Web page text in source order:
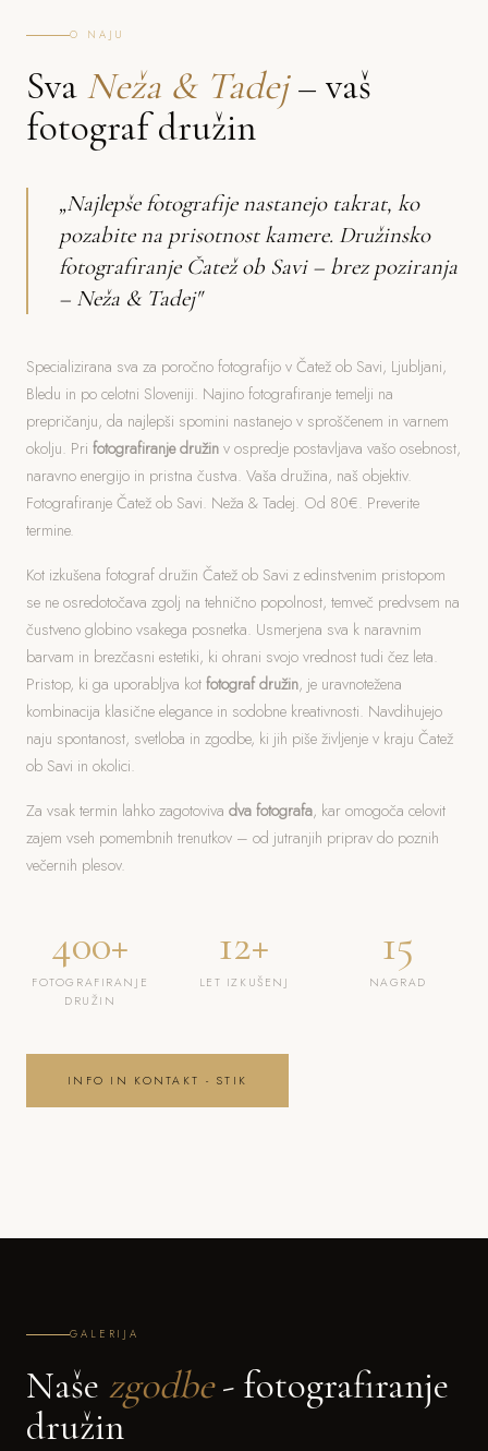
O NAJU
Sva Neža & Tadej– vaš
fotograf družin
„Najlepše fotografije nastanejo takrat, ko
pozabite na prisotnost kamere. Družinsko
fotografiranje Čatež ob Savi – brez poziranja
– Neža & Tadej"
Specializirana sva za poročno fotografijo v Čatež ob Savi, Ljubljani,
Bledu in po celotni Sloveniji. Najino fotografiranje temelji na
prepričanju, da najlepši spomini nastanejo v sproščenem in varnem
okolju. Pri fotografiranje družin v ospredje postavljava vašo osebnost,
naravno energijo in pristna čustva. Vaša družina, naš objektiv.
Fotografiranje Čatež ob Savi. Neža & Tadej. Od 80€. Preverite
termine.
Kot izkušena fotograf družin Čatež ob Savi z edinstvenim pristopom
se ne osredotočava zgolj na tehnično popolnost, temveč predvsem na
čustveno globino vsakega posnetka. Usmerjena sva k naravnim
barvam in brezčasni estetiki, ki ohrani svojo vrednost tudi čez leta.
Pristop, ki ga uporabljva kot fotograf družin, je uravnotežena
kombinacija klasične elegance in sodobne kreativnosti. Navdihujejo
naju spontanost, svetloba in zgodbe, ki jih piše življenje v kraju Čatež
ob Savi in okolici.
Za vsak termin lahko zagotoviva dva fotografa, kar omogoča celovit
zajem vseh pomembnih trenutkov – od jutranjih priprav do poznih
večernih plesov.
400+
FOTOGRAFIRANJE
DRUŽIN
12+
LET IZKUŠENJ
15
NAGRAD
INFO IN KONTAKT - STIK
GALERIJA
Naše zgodbe- fotografiranje
družin